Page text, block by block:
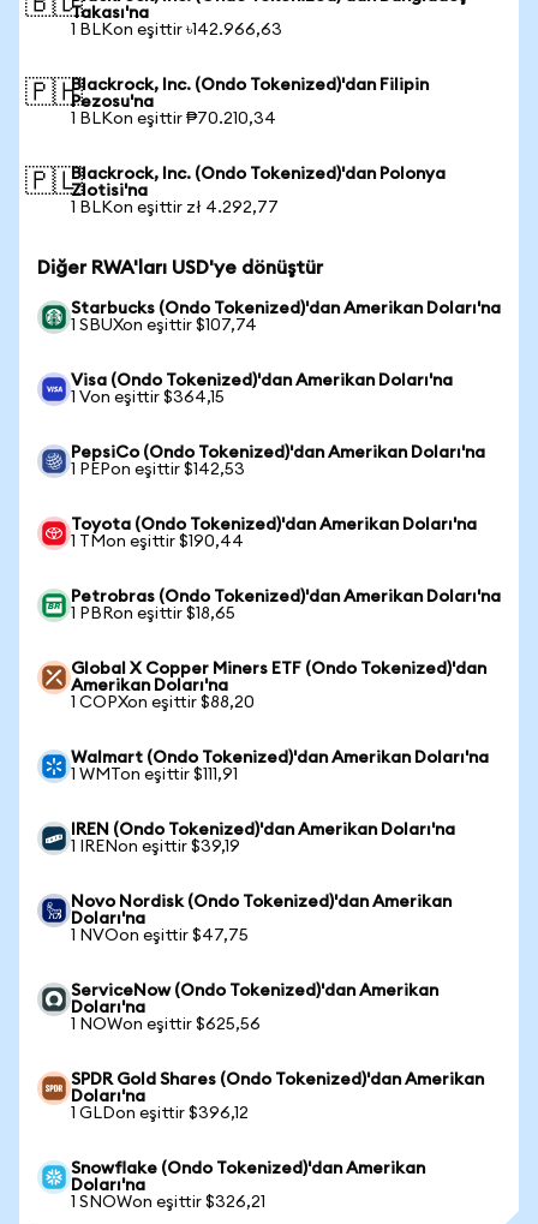
Takası'na
1 BLKon eşittir ৳142.966,63
🇵🇭Blackrock, Inc. (Ondo Tokenized)'dan Filipin
Pezosu'na
1 BLKon eşittir ₱70.210,34
🇵🇱Blackrock, Inc. (Ondo Tokenized)'dan Polonya
Zlotisi'na
1 BLKon eşittir zł 4.292,77
Diğer RWA'ları USD'ye dönüştür
Starbucks (Ondo Tokenized)'dan Amerikan Doları'na
1 SBUXon eşittir $107,74
Visa (Ondo Tokenized)'dan Amerikan Doları'na
1 Von eşittir $364,15
PepsiCo (Ondo Tokenized)'dan Amerikan Doları'na
1 PEPon eşittir $142,53
Toyota (Ondo Tokenized)'dan Amerikan Doları'na
1 TMon eşittir $190,44
Petrobras (Ondo Tokenized)'dan Amerikan Doları'na
1 PBRon eşittir $18,65
Global X Copper Miners ETF (Ondo Tokenized)'dan
Amerikan Doları'na
1 COPXon eşittir $88,20
Walmart (Ondo Tokenized)'dan Amerikan Doları'na
1 WMTon eşittir $111,91
IREN (Ondo Tokenized)'dan Amerikan Doları'na
1 IRENon eşittir $39,19
Novo Nordisk (Ondo Tokenized)'dan Amerikan
Doları'na
1 NVOon eşittir $47,75
ServiceNow (Ondo Tokenized)'dan Amerikan
Doları'na
1 NOWon eşittir $625,56
SPDR Gold Shares (Ondo Tokenized)'dan Amerikan
Doları'na
1 GLDon eşittir $396,12
Snowflake (Ondo Tokenized)'dan Amerikan
Doları'na
1 SNOWon eşittir $326,21